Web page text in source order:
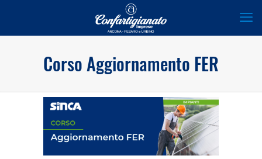
Corso Aggiornamento FER